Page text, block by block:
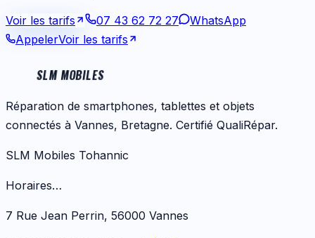
Voir les tarifs 07 43 62 72 27
WhatsApp
AppelerVoir les tarifs
SLM MOBILES
Réparation de smartphones, tablettes et objets
connectés à Vannes, Bretagne. Certifié QualiRépar.
SLM Mobiles Tohannic
Horaires…
7 Rue Jean Perrin, 56000 Vannes